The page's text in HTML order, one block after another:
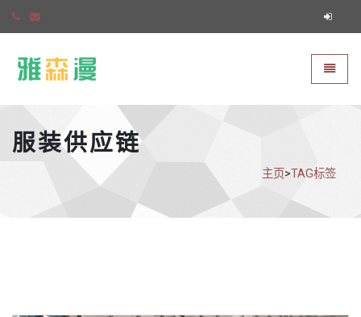
切换导
服装供应链
主页>TAG标签